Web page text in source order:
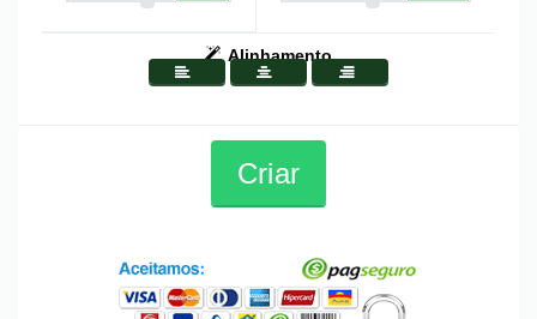
Alinhamento
Criar